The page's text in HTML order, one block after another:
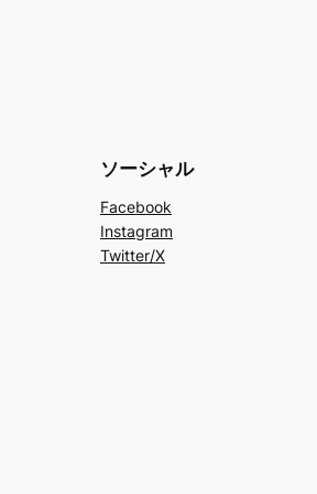
ソーシャル
Facebook
Instagram
Twitter/X